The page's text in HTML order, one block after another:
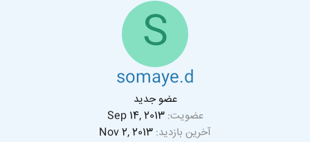
S
somaye.d
عضو جدید
عضویت Sep 14, 2013
آخرین بازدید Nov 2, 2013